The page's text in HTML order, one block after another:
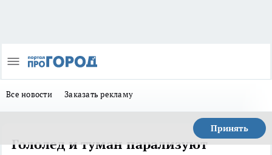
Все новости Заказать рекламу
Принять
Гололед и туман парализуют